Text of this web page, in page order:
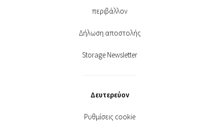
περιβάλλον
Δήλωση αποστολής
Storage Newsletter
Δευτερεύον
Ρυθμίσεις cookie